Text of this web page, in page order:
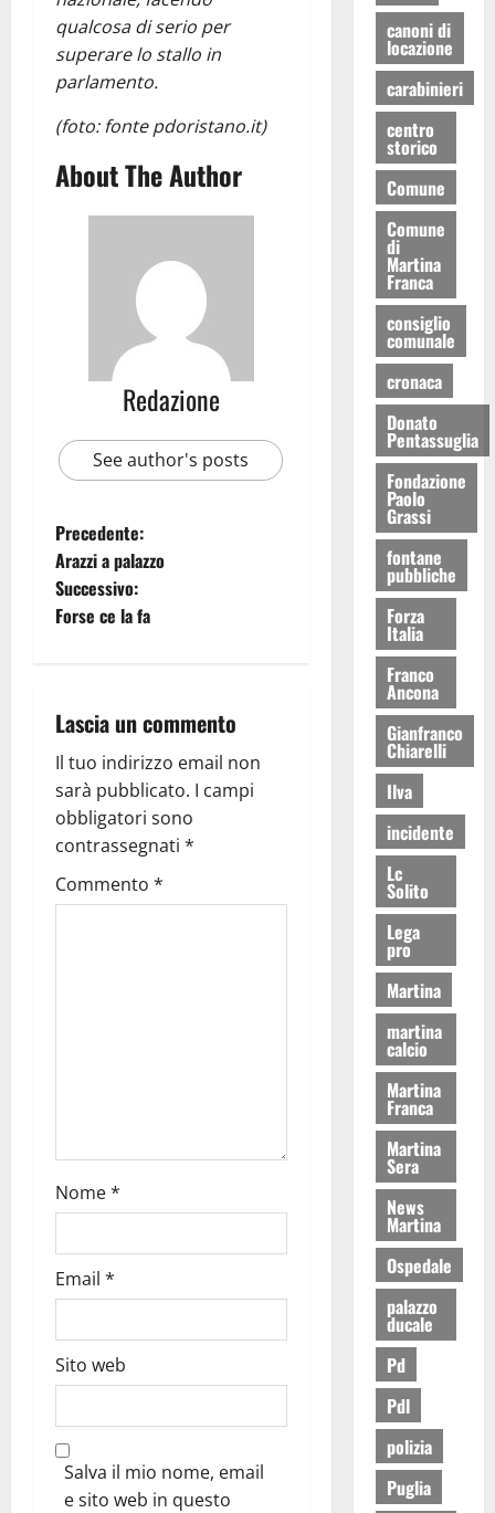
qualcosa di serio per
superare lo stallo in
parlamento.
(foto: fonte pdoristano.it)
About The Author
Redazione
See author's posts
Precedente:
Arazzi a palazzo
Successivo:
Forse ce la fa
Lascia un commento
Il tuo indirizzo email non
sarà pubblicato. I campi
obbligatori sono
contrassegnati *
Commento *
Nome*
Email *
Sito web
Salva il mio nome, email
e sito web in questo
canoni di
locazione
carabinieri
centro
storico
Comune
Comune
di
Martina
Franca
consiglio
comunale
cronaca
Donato
Pentassuglia
Fondazione
Paolo
Grassi
fontane
pubbliche
Forza
Italia
Franco
Ancona
Gianfranco
Chiarelli
Ilva
incidente
Lc
Solito
Lega
pro
Martina
martina
calcio
Martina
Franca
Martina
Sera
News
Martina
Ospedale
palazzo
ducale
Pd
Pdl
polizia
Puglia